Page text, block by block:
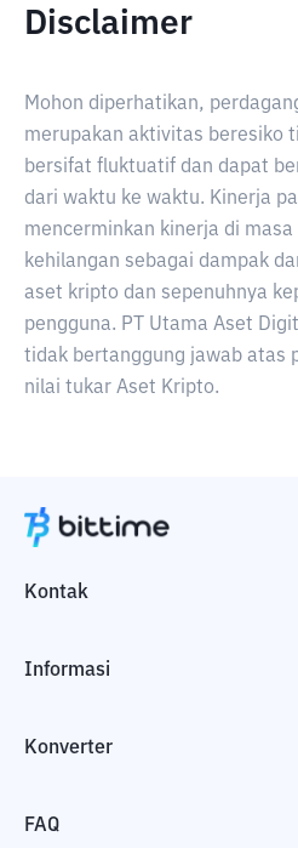
Disclaimer
Mohon diperhatikan,
merupakan aktivitas beresiko
bersifat fluktuatif dan dapat
dari waktu ke waktu. Kinerja
mencerminkan kinerja di
kehilangan sebagai dampak
aset kripto dan sepenuhnya
pengguna. PT Utama Aset
tidak bertanggung jawab atas
nilai tukar Aset Kripto.
Kontak
Informasi
Konverter
FAQ